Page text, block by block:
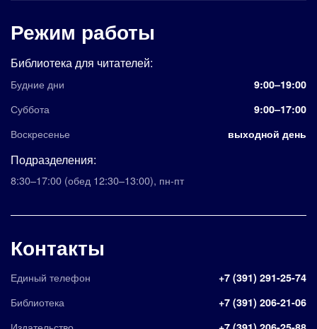
Режим работы
Библиотека для читателей:
Будние дни 9:00–19:00
Суббота 9:00–17:00
Воскресенье выходной день
Подразделения:
8:30–17:00 (обед 12:30–13:00), пн-пт
Контакты
Единый телефон +7 (391) 291-25-74
Библиотека +7 (391) 206-21-06